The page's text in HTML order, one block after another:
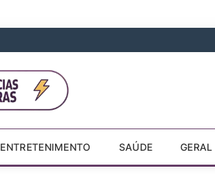
ENTRETENIMENTO SAÚDE GERAL